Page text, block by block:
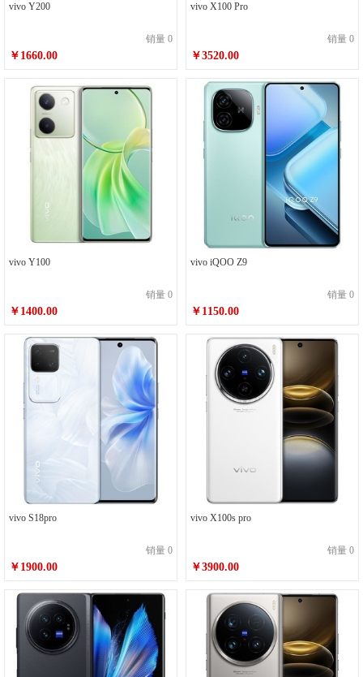
vivo Y200
销量 0
￥1660.00
vivo X100 Pro
销量 0
￥3520.00
vivo Y100
销量 0
￥1400.00
vivo iQOO Z9
销量 0
￥1150.00
vivo S18pro
销量 0
￥1900.00
vivo X100s pro
销量 0
￥3900.00